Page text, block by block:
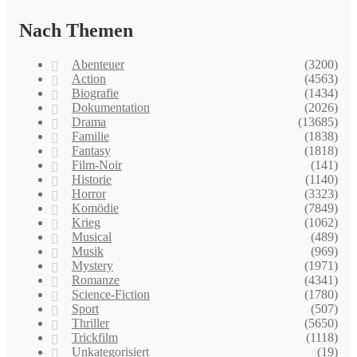
Nach Themen
Abenteuer
(3200)
Action
(4563)
Biografie
(1434)
Dokumentation
(2026)
Drama
(13685)
Familie
(1838)
Fantasy
(1818)
Film-Noir
(141)
Historie
(1140)
Horror
(3323)
Komödie
(7849)
Krieg
(1062)
Musical
(489)
Musik
(969)
Mystery
(1971)
Romanze
(4341)
Science-Fiction
(1780)
Sport
(507)
Thriller
(5650)
Trickfilm
(1118)
Unkategorisiert
(19)